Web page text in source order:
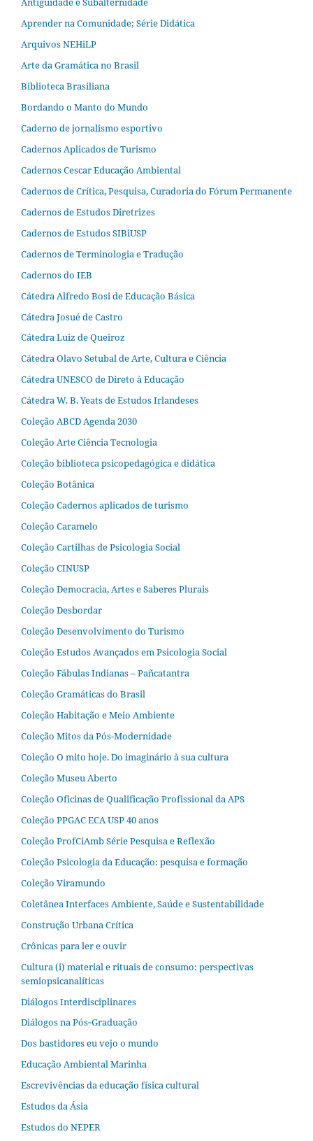
Aprender na Comunidade; Série Didática
Arquivos NEHiLP
Arte da Gramática no Brasil
Biblioteca Brasiliana
Bordando o Manto do Mundo
Caderno de jornalismo esportivo
Cadernos Aplicados de Turismo
Cadernos Cescar Educação Ambiental
Cadernos de Crítica, Pesquisa, Curadoria do Fórum Permanente
Cadernos de Estudos Diretrizes
Cadernos de Estudos SIBiUSP
Cadernos de Terminologia e Tradução
Cadernos do IEB
Cátedra Alfredo Bosi de Educação Básica
Cátedra Josué de Castro
Cátedra Luiz de Queiroz
Cátedra Olavo Setubal de Arte, Cultura e Ciência
Cátedra UNESCO de Direto à Educação
Cátedra W. B. Yeats de Estudos Irlandeses
Coleção ABCD Agenda 2030
Coleção Arte Ciência Tecnologia
Coleção biblioteca psicopedagógica e didática
Coleção Botânica
Coleção Cadernos aplicados de turismo
Coleção Caramelo
Coleção Cartilhas de Psicologia Social
Coleção CINUSP
Coleção Democracia, Artes e Saberes Plurais
Coleção Desbordar
Coleção Desenvolvimento do Turismo
Coleção Estudos Avançados em Psicologia Social
Coleção Fábulas Indianas – Pañcatantra
Coleção Gramáticas do Brasil
Coleção Habitação e Meio Ambiente
Coleção Mitos da Pós-Modernidade
Coleção O mito hoje. Do imaginário à sua cultura
Coleção Museu Aberto
Coleção Oficinas de Qualificação Profissional da APS
Coleção PPGAC ECA USP 40 anos
Coleção ProfCiAmb Série Pesquisa e Reflexão
Coleção Psicologia da Educação: pesquisa e formação
Coleção Viramundo
Coletânea Interfaces Ambiente, Saúde e Sustentabilidade
Construção Urbana Crítica
Crônicas para ler e ouvir
Cultura (i) material e rituais de consumo: perspectivas
semiopsicanalíticas
Diálogos Interdisciplinares
Diálogos na Pós‐Graduação
Dos bastidores eu vejo o mundo
Educação Ambiental Marinha
Escrevivências da educação física cultural
Estudos da Ásia​
Estudos do NEPER